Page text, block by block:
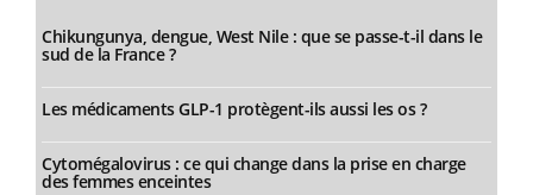
Chikungunya, dengue, West Nile : que se passe-t-il dans le
sud de la France ?
Les médicaments GLP-1 protègent-ils aussi les os ?
Cytomégalovirus : ce qui change dans la prise en charge
des femmes enceintes